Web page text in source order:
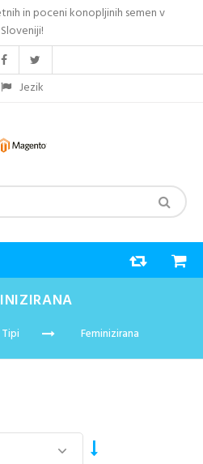
in poceni konopljinih semen v
Sloveniji!
Jezik
Tipi Feminizirana